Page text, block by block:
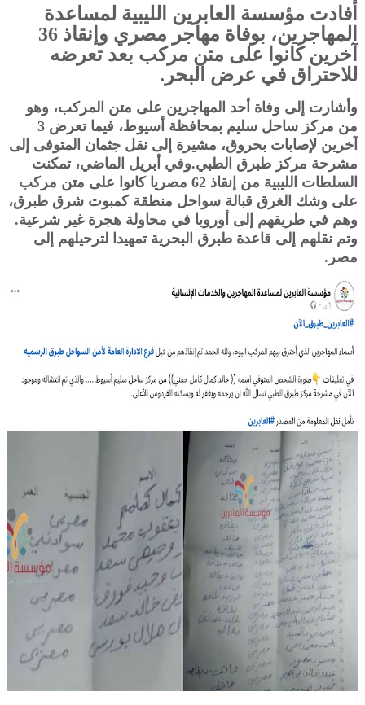
أفادت مؤسسة العابرين الليبية لمساعدة
المهاجرين، بوفاة مهاجر مصري وإنقاذ 36
آخرين كانوا على متن مركب بعد تعرضه
للاحتراق في عرض البحر.
وأشارت إلى وفاة أحد المهاجرين على متن المركب، وهو
من مركز ساحل سليم بمحافظة أسيوط، فيما تعرض 3
آخرين لإصابات بحروق، مشيرة إلى نقل جثمان المتوفى إلى
مشرحة مركز طبرق الطبي.وفي أبريل الماضي، تمكنت
السلطات الليبية من إنقاذ 62 مصريا كانوا على متن مركب
على وشك الغرق قبالة سواحل منطقة كمبوت شرق طبرق،
وهم في طريقهم إلى أوروبا في محاولة هجرة غير شرعية.
وتم نقلهم إلى قاعدة طبرق البحرية تمهيدا لترحيلهم إلى
مصر.